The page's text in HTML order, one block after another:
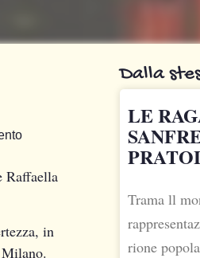
Raffaella
in
Dalla
LE
Trama ll
rione